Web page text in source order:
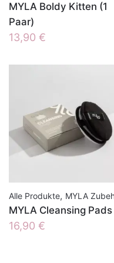
MYLA Boldy Kitten (1
Paar)
13,90 €
Alle Produkte, MYLA
MYLA Cleansing Pads
16,90 €